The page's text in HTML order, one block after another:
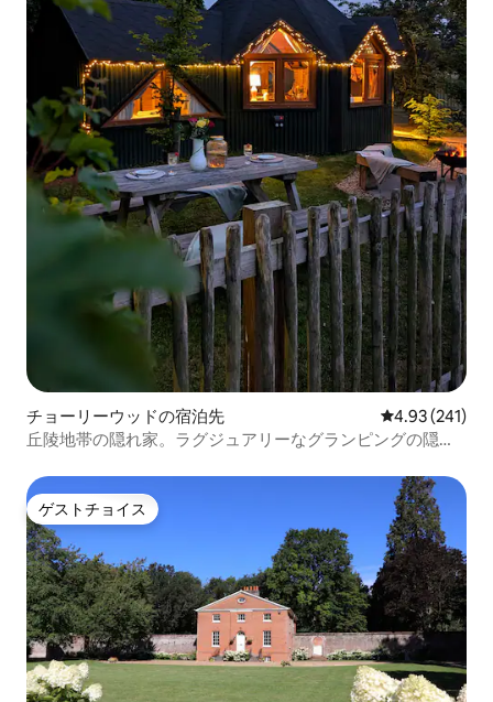
チョーリーウッドの宿泊先 レビュー241
4.93 (241)
丘陵地帯の隠れ家。ラグジュアリーなグランピングの隠れ
ゲストチョイス
ゲストチョイス